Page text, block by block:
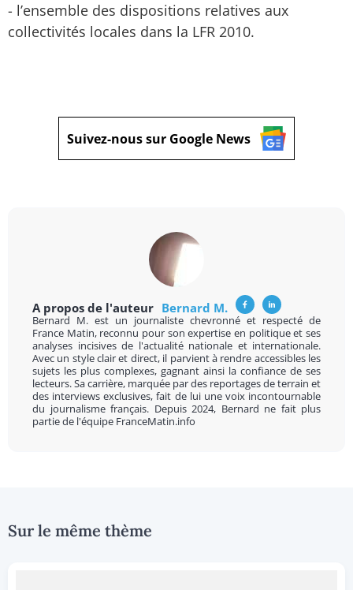
- l’ensemble des dispositions relatives aux
collectivités locales dans la LFR 2010.
Suivez-nous sur Google News
A propos de l'auteur Bernard M.
Bernard M. est un journaliste chevronné et respecté de
France Matin, reconnu pour son expertise en politique et ses
analyses incisives de l'actualité nationale et internationale.
Avec un style clair et direct, il parvient à rendre accessibles les
sujets les plus complexes, gagnant ainsi la confiance de ses
lecteurs. Sa carrière, marquée par des reportages de terrain et
des interviews exclusives, fait de lui une voix incontournable
du journalisme français. Depuis 2024, Bernard ne fait plus
partie de l'équipe FranceMatin.info
Sur le même thème